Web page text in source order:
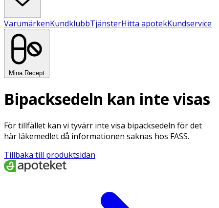
VarumärkenKundklubbTjänsterHitta apotekKundservice
Mina Recept
Bipacksedeln kan inte visas
För tillfället kan vi tyvärr inte visa bipacksedeln för det
här läkemedlet då informationen saknas hos FASS.
Tillbaka till produktsidan